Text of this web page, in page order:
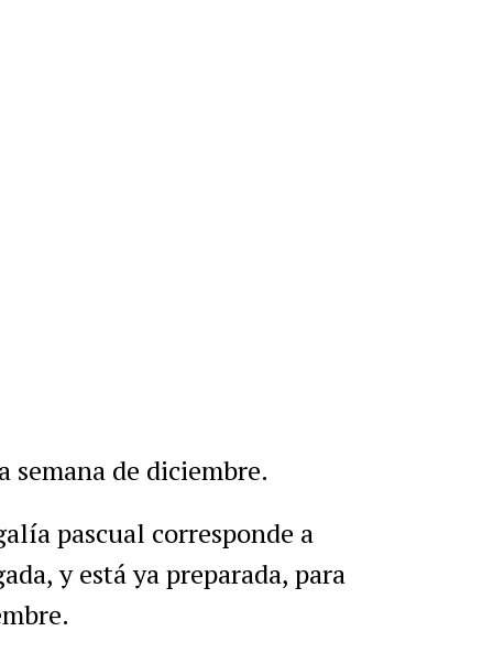
semana de diciembre.
pascual corresponde a
y está ya preparada, para